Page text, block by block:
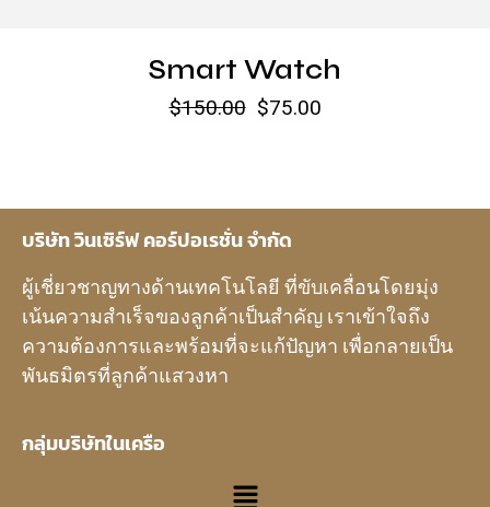
Smart Watch
$150.00 $75.00
บริษัท วินเซิร์ฟ คอร์ปอเรชั่น จำกัด
ผู้เชี่ยวชาญทางด้านเทคโนโลยี ที่ขับเคลื่อนโดยมุ่ง
เน้นความสำเร็จของลูกค้าเป็นสำคัญ เราเข้าใจถึง
ความต้องการและพร้อมที่จะแก้ปัญหา เพื่อกลายเป็น
พันธมิตรที่ลูกค้าแสวงหา
กลุ่มบริษัทในเครือ